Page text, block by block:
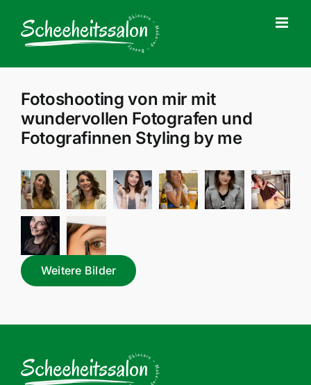
Inhalt
springen
Fotoshooting von mir mit
wundervollen Fotografen und
Fotografinnen Styling by me
Weitere Bilder